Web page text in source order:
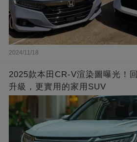
2024/11/18
2025款本田CR-V渲染圖曝光！
升級，更實用的家用SUV